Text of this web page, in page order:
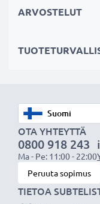
Cinch-liittimellä
toimituksessa)
✔ Kotiteatteri- ja
✔ Pelikonsoleihin
✔ Televisioon &
✔ DVD- & blu-ray-
✔ Subwoofereihin
ARVOSTELUT
OTA YHTEYTTÄ
0800 918 243
Ma - Pe: 11:00 - 22:00
Peruuta sopimus
TIETOA